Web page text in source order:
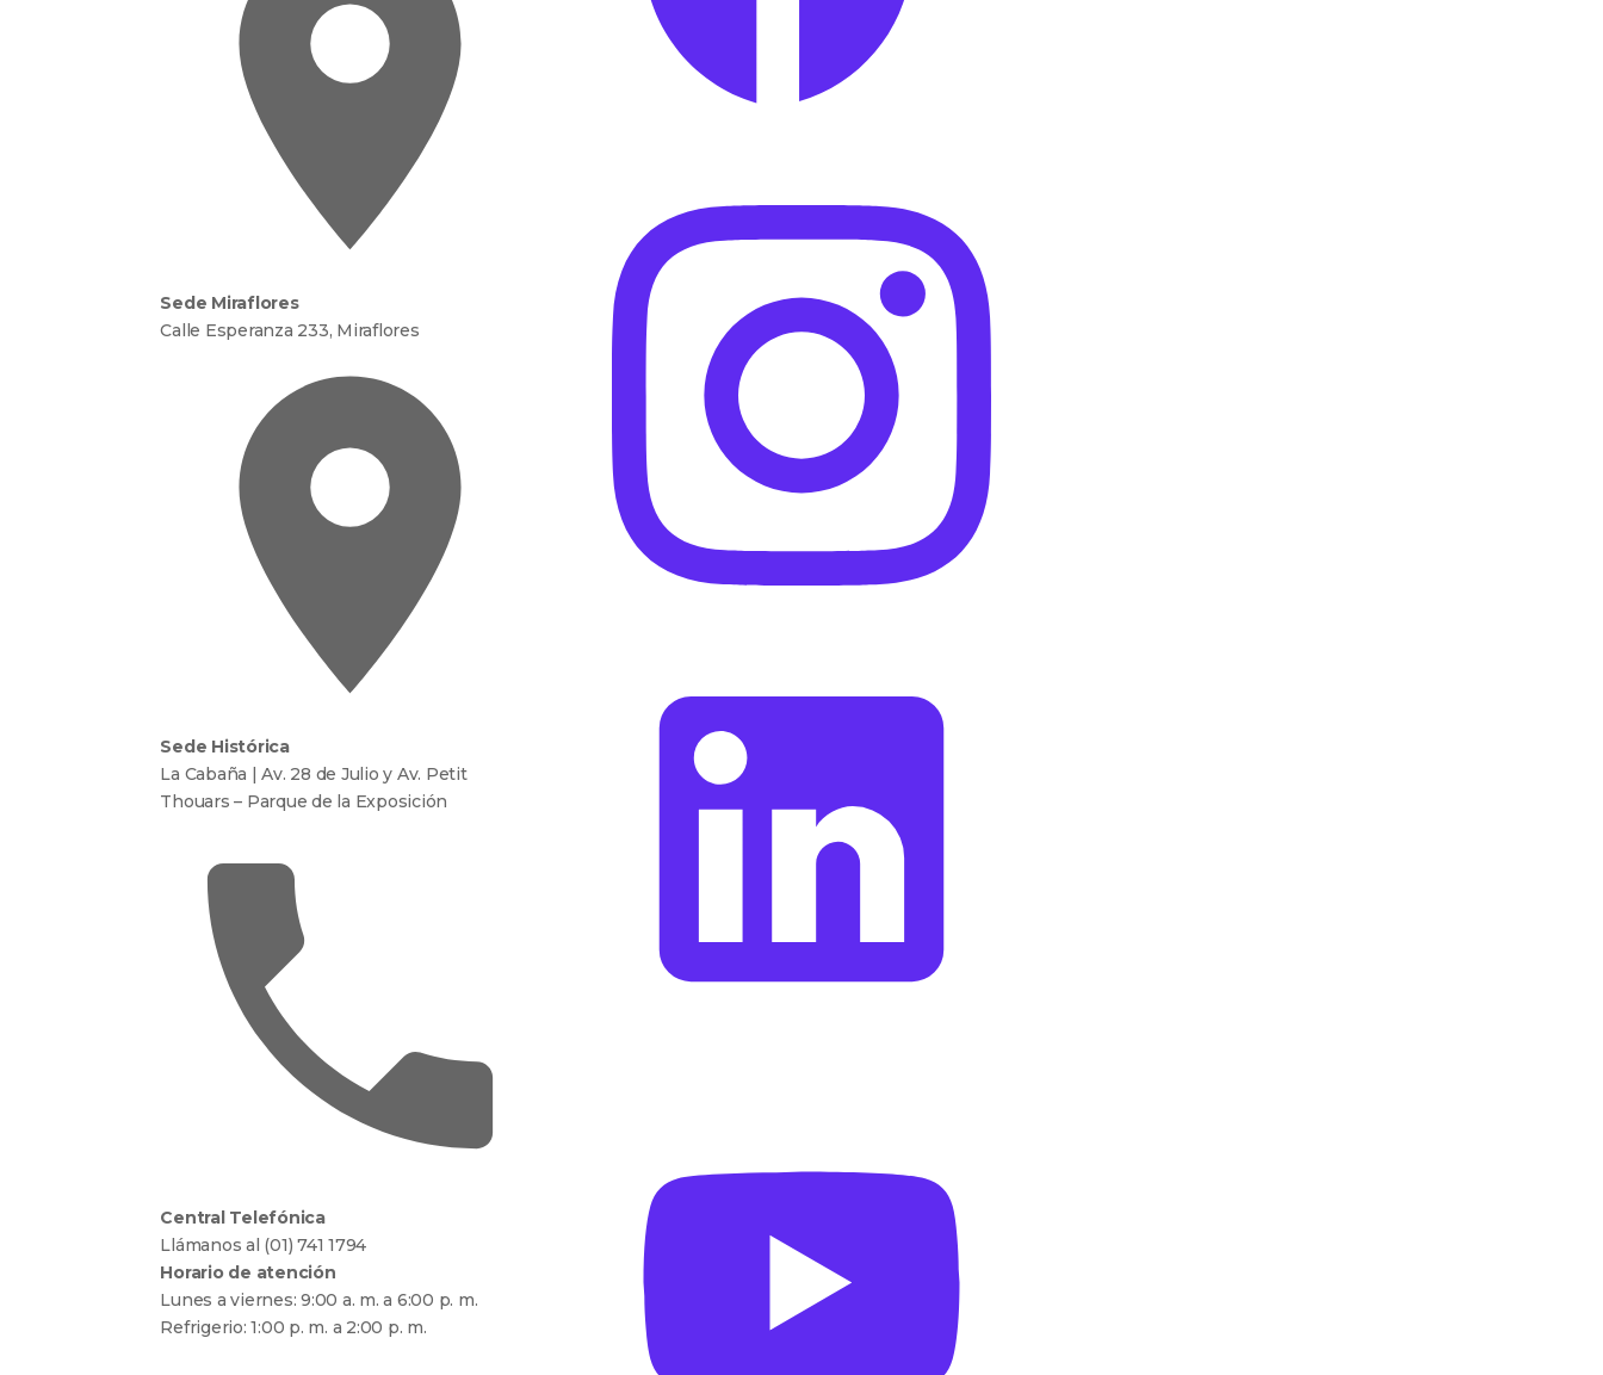
Sede Miraflores
Calle Esperanza 233, Miraflores
Sede Histórica
La Cabaña | Av. 28 de Julio y Av. Petit
Thouars – Parque de la Exposición
Central Telefónica
Llámanos al (01) 741 1794
Horario de atención
Lunes a viernes: 9:00 a. m. a 6:00 p. m.
Refrigerio: 1:00 p. m. a 2:00 p. m.